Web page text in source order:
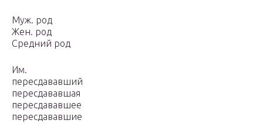
Муж. род
Жен. род
Средний род
Им.
пересдававший
пересдававшая
пересдававшее
пересдававшие